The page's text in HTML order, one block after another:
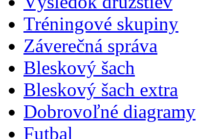
Tréningové skupiny
Záverečná správa
Bleskový šach
Bleskový šach extra
Dobrovoľné diagramy
Futbal